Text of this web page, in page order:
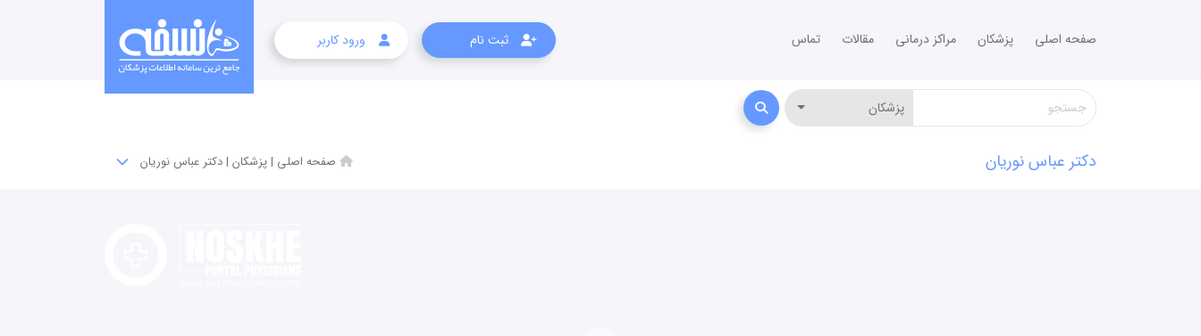
صفحه اصلی پزشکان مراکز درمانی مقالات تماس ثبت نام ورود کاربر
دکتر عباس نوریان صفحه اصلی |پزشکان |دکتر عباس نوریان